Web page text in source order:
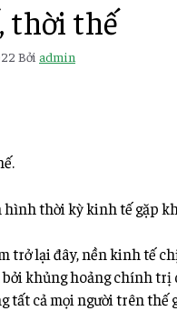
thời thế
Bởi admin
thời kỳ kinh tế gặp
trở lại đây, nền kinh tế
khủng hoảng chính trị
tất cả mọi người trên